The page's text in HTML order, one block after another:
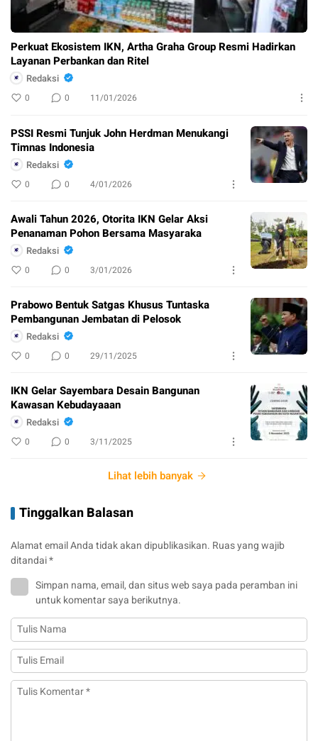
Perkuat Ekosistem IKN, Artha Graha Group Resmi Hadirkan
Layanan Perbankan dan Ritel
Redaksi
0 0 11/01/2026
PSSI Resmi Tunjuk John Herdman Menukangi
Timnas Indonesia
Redaksi
0 0 4/01/2026
Awali Tahun 2026, Otorita IKN Gelar Aksi
Penanaman Pohon Bersama Masyaraka
Redaksi
0 0 3/01/2026
Prabowo Bentuk Satgas Khusus Tuntaska
Pembangunan Jembatan di Pelosok
Redaksi
0 0 29/11/2025
IKN Gelar Sayembara Desain Bangunan
Kawasan Kebudayaaan
Redaksi
0 0 3/11/2025
Lihat lebih banyak
Tinggalkan Balasan
Alamat email Anda tidak akan dipublikasikan. Ruas yang wajib
ditandai*
Simpan nama, email, dan situs web saya pada peramban ini
untuk komentar saya berikutnya.